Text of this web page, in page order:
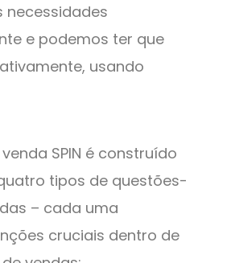
necessidades
e podemos ter que
usando
SPIN é construído
tipos de questões-
– cada uma
cruciais dentro de